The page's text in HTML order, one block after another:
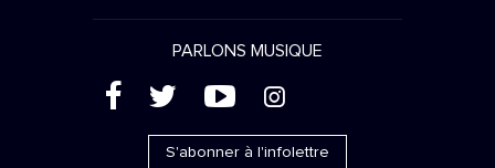
PARLONS MUSIQUE
( ' + &
S'abonner à l'infolettre